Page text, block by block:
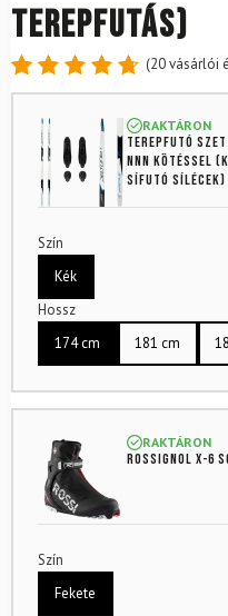
TEREPFUTÁS)
Értékelés
4.80
az
5-ből,
20
értékelés
alapján
(20vásárlói
RAKTÁRON
Terepfutó szett
NNN kötéssel
SÍFUTÓ SÍLÉCEK)
Szín
Kék
Hossz
174 cm
181 cm
RAKTÁRON
ROSSIGNOL X-
Szín
Fekete